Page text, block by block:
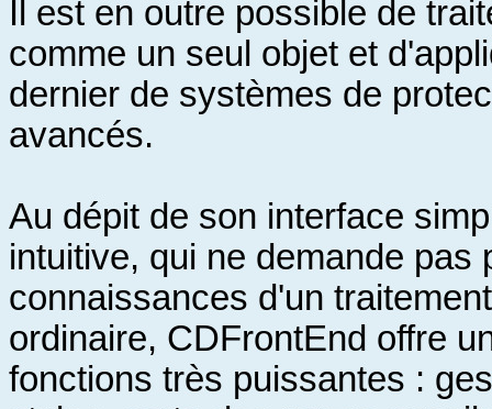
Il est en outre possible de
comme un seul objet et
dernier de systèmes de
avancés.
Au dépit de son interface
intuitive, qui ne demande pas
connaissances d'un
ordinaire, CDFrontEnd offre
fonctions très puissantes :